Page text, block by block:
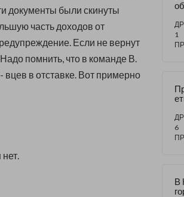
документы были скинуты
часть доходов от
Если не вернут
помнить, что в команде В.
в отставке. Вот примерно
1
6
В